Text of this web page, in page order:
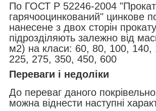
По ГОСТ Р 52246-2004
гарячооцинкований" цинкове
нанесене з двох сторін
підрозділяють залежно від
м2) на класи: 60, 80, 100, 140,
225, 275, 350, 450, 600
Переваги і недоліки
До переваг даного
можна віднести наступні